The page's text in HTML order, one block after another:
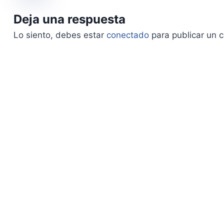
Deja una respuesta
Lo siento, debes estar conectado para publicar un